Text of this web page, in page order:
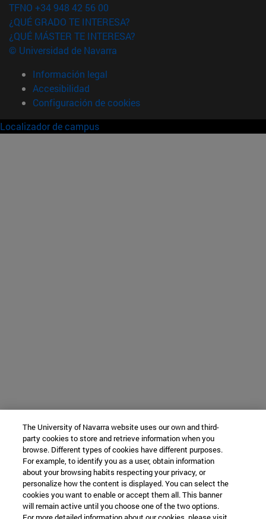
TFNO +34 948 42 56 00
¿QUÉ GRADO TE INTERESA?
¿QUÉ MÁSTER TE INTERESA?
© Universidad de Navarra
Información legal
Accesibilidad
Configuración de cookies
Localizador de campus
The University of Navarra website uses our own and third-
party cookies to store and retrieve information when you
browse. Different types of cookies have different purposes.
For example, to identify you as a user, obtain information
about your browsing habits respecting your privacy, or
personalize how the content is displayed. You can select the
cookies you want to enable or accept them all. This banner
will remain active until you choose one of the two options.